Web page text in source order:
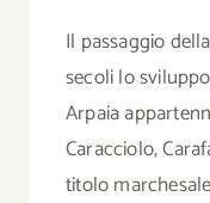
Il passaggio
secoli lo
Arpaia
Caracciolo,
titolo